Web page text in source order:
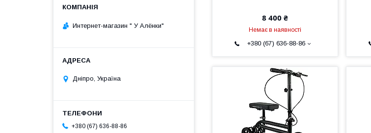
8 400 ₴
Немає в наявності
+380 (67) 636-88-86
Интернет-магазин " У Алёнки"
Дніпро, Україна
+380 (67) 636-88-86